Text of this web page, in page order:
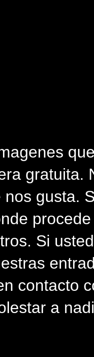
gratuita.
gusta.
Si
contacto
a